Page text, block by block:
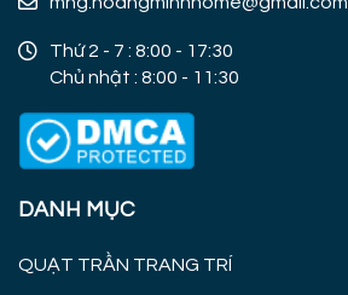
Thứ 2 - 7 : 8:00 - 17:30
Chủ nhật : 8:00 - 11:30
DANH MỤC
QUẠT TRẦN TRANG TRÍ